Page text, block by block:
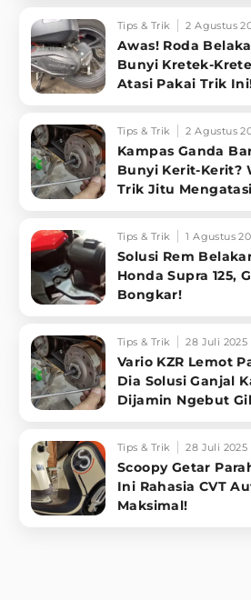
Tips & Trik 2 Agustus
Awas! Roda
Bunyi Kretek-
Atasi Pakai Trik
Tips & Trik 2 Agustus
Kampas Ganda
Bunyi Kerit-Kerit?
Trik Jitu
Tips & Trik 1 Agustus
Solusi Rem
Honda Supra 125,
Bongkar!
Tips & Trik 28 Juli 2025
Vario KZR Lemot
Dia Solusi Ganjal
Dijamin Ngebut
Tips & Trik 28 Juli 2025
Scoopy Getar
Ini Rahasia CVT
Maksimal!